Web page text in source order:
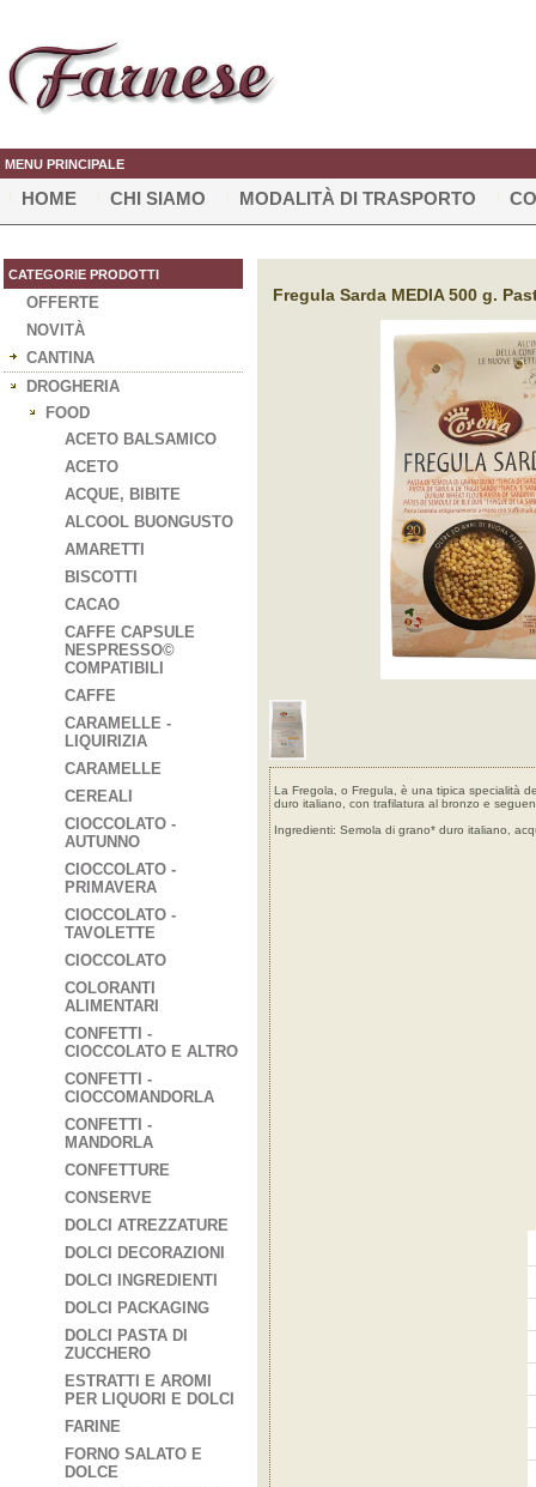
MENU PRINCIPALE
HOME CHI SIAMO MODALITÀ DI TRASPORTO
CATEGORIE PRODOTTI
OFFERTE
NOVITÀ
CANTINA
DROGHERIA
FOOD
ACETO BALSAMICO
ACETO
ACQUE, BIBITE
ALCOOL BUONGUSTO
AMARETTI
BISCOTTI
CACAO
CAFFE CAPSULE
NESPRESSO©
COMPATIBILI
CAFFE
CARAMELLE -
LIQUIRIZIA
CARAMELLE
CEREALI
CIOCCOLATO -
AUTUNNO
CIOCCOLATO -
PRIMAVERA
CIOCCOLATO -
TAVOLETTE
CIOCCOLATO
COLORANTI
ALIMENTARI
CONFETTI -
CIOCCOLATO E ALTRO
CONFETTI -
CIOCCOMANDORLA
CONFETTI -
MANDORLA
CONFETTURE
CONSERVE
DOLCI ATREZZATURE
DOLCI DECORAZIONI
DOLCI INGREDIENTI
DOLCI PACKAGING
DOLCI PASTA DI
ZUCCHERO
ESTRATTI E AROMI
PER LIQUORI E DOLCI
FARINE
FORNO SALATO E
DOLCE
Fregula Sarda MEDIA 500 g.
La Fregola, o Fregula, è una tipica specialità
duro italiano, con trafilatura al bronzo e
Ingredienti: Semola di grano* duro italiano,